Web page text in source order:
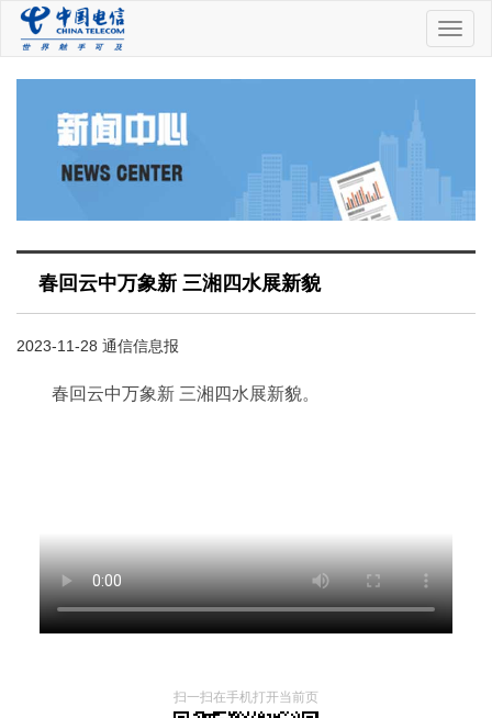
中
国
春回云中万象新 三湘四水展新貌
2023-11-28 通信信息报
春回云中万象新 三湘四水展新貌。
扫一扫在手机打开当前页